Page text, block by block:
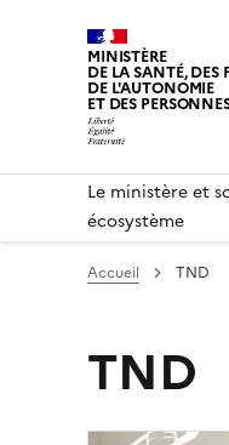
MINISTÈRE
DE LA SANTÉ, DES
DE L'AUTONOMIE
ET DES
Le ministère et
écosystème
Accueil TND
TND